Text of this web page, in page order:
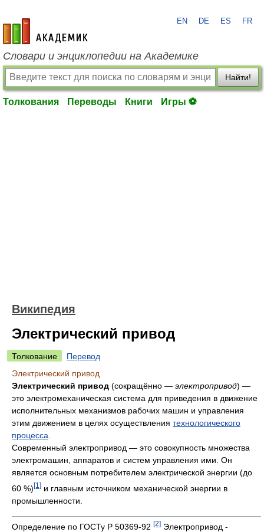
academic.ru
EN DE ES FR
Словари и энциклопедии на Академике
Найти!
Толкования Переводы Книги Игры ⚽
Википедия
Электрический привод
Толкование
Перевод
Электрический привод
Электрический привод (сокращённо — электропривод) —
это электромеханическая система для приведения в движение
исполнительных механизмов рабочих машин и управления
этим движением в целях осуществления технологического
процесса
Современный электропривод — это совокупность множества
электромашин, аппаратов и систем управления ими. Он
является основным потребителем электрической энергии (до
60 %)[1] и главным источником механической энергии в
промышленности.
Определение по ГОСТу Р 50369-92 [2] Электропривод -